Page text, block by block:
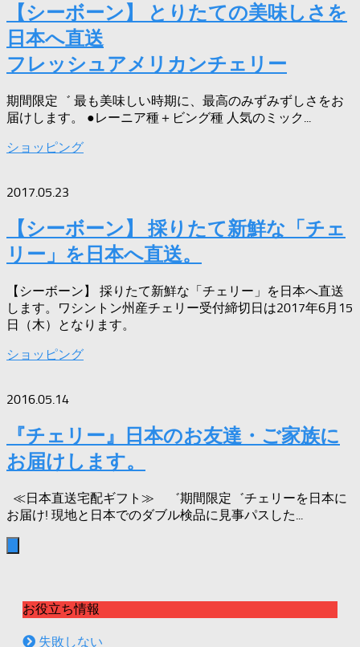
【シーボーン】 とりたての美味しさを
日本へ直送
フレッシュアメリカンチェリー
期間限定゛ 最も美味しい時期に、最高のみずみずしさをお
届けします。 ●レーニア種＋ビング種 人気のミック...
ショッピング
2017.05.23
【シーボーン】 採りたて新鮮な「チェ
リー」を日本へ直送。
【シーボーン】 採りたて新鮮な「チェリー」を日本へ直送
します。ワシントン州産チェリー受付締切日は2017年6月15
日（木）となります。
ショッピング
2016.05.14
『チェリー』日本のお友達・ご家族に
お届けします。
≪日本直送宅配ギフト≫ ゛期間限定゛チェリーを日本に
お届け! 現地と日本でのダブル検品に見事パスした...
お役立ち情報
失敗しない